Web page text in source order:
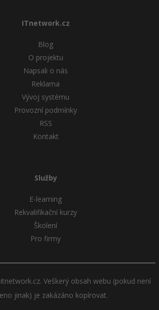
ITnetwork.cz
Blog
O projektu
Napsali o nás
Reklama
Vývoj systému
Provozní podmínky
RSS
Kontakt
Služby
E-learning
Rekvalifikační kurzy
Školení
Pro firmy
Veškerý obsah webu (pokud není
jinak) je zakázáno kopírovat.